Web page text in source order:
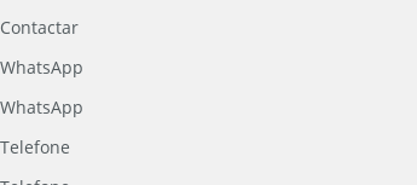
Contactar
WhatsApp
WhatsApp
Telefone